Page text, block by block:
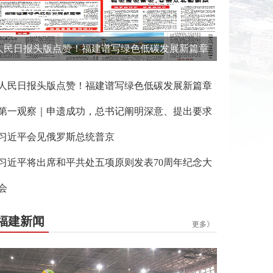
民日报头版点赞！福建谱写绿色低碳发展新篇章
民日报头版点赞！福建谱写绿色低碳发展新篇章
一观察｜申遗成功，总书记阐明深意、提出要求
近平会见俄罗斯总统普京
近平将出席和平共处五项原则发表70周年纪念大
更多》
建新闻